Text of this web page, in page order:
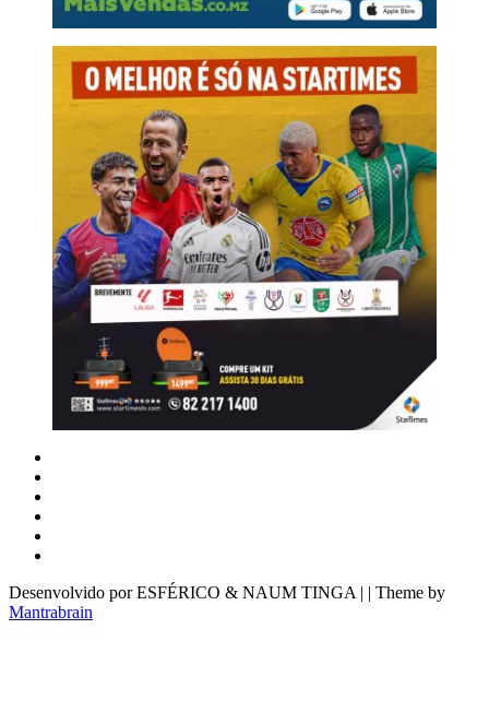
Desenvolvido por ESFÉRICO & NAUM TINGA | | Theme by
Mantrabrain